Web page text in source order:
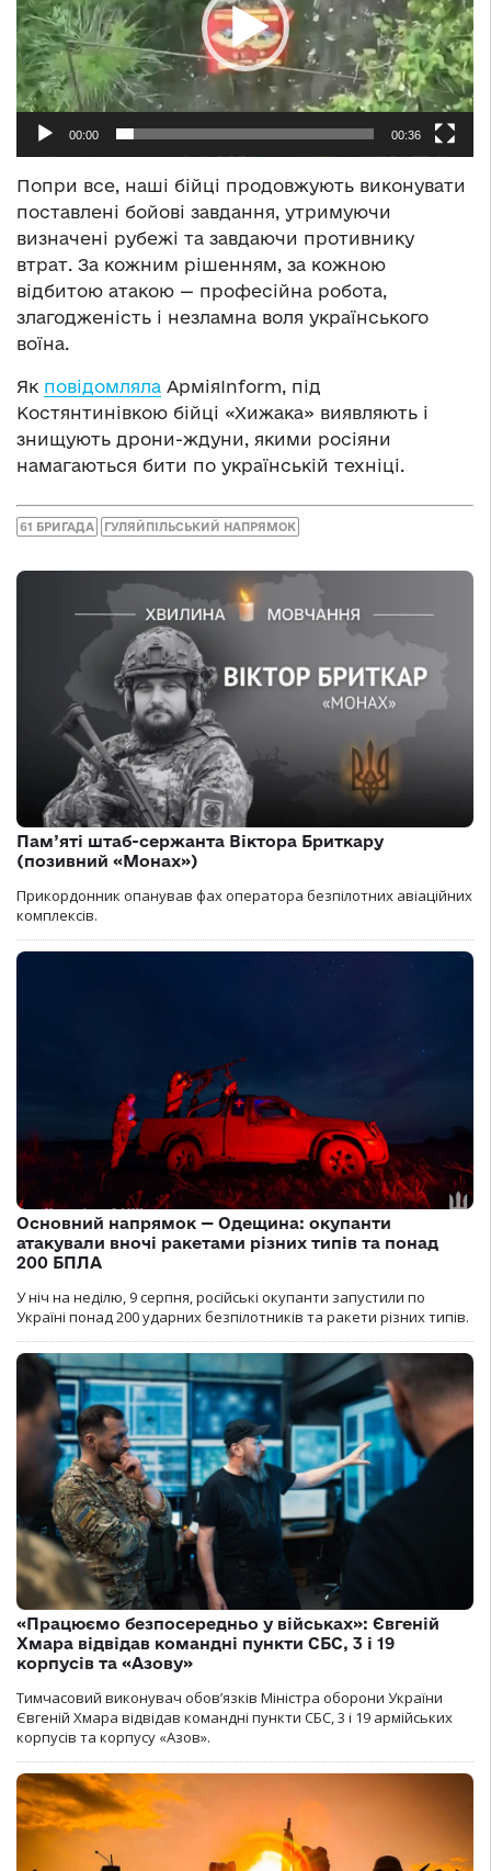
00:00 00:36
Попри все, наші бійці продовжують виконувати
поставлені бойові завдання, утримуючи
визначені рубежі та завдаючи противнику
втрат. За кожним рішенням, за кожною
відбитою атакою — професійна робота,
злагодженість і незламна воля українського
воїна.
Як повідомляла АрміяInform, під
Костянтинівкою бійці «Хижака» виявляють і
знищують дрони-ждуни, якими росіяни
намагаються бити по українській техніці.
61 БРИГАДА ГУЛЯЙПІЛЬСЬКИЙ НАПРЯМОК
Пам’яті штаб-сержанта Віктора Бриткару
(позивний «Монах»)
Прикордонник опанував фах оператора безпілотних авіаційних
комплексів.
Основний напрямок — Одещина: окупанти
атакували вночі ракетами різних типів та понад
200 БПЛА
У ніч на неділю, 9 серпня, російські окупанти запустили по
Україні понад 200 ударних безпілотників та ракети різних типів.
«Працюємо безпосередньо у військах»: Євгеній
Хмара відвідав командні пункти СБС, 3 і 19
корпусів та «Азову»
Тимчасовий виконувач обов’язків Міністра оборони України
Євгеній Хмара відвідав командні пункти СБС, 3 і 19 армійських
корпусів та корпусу «Азов».